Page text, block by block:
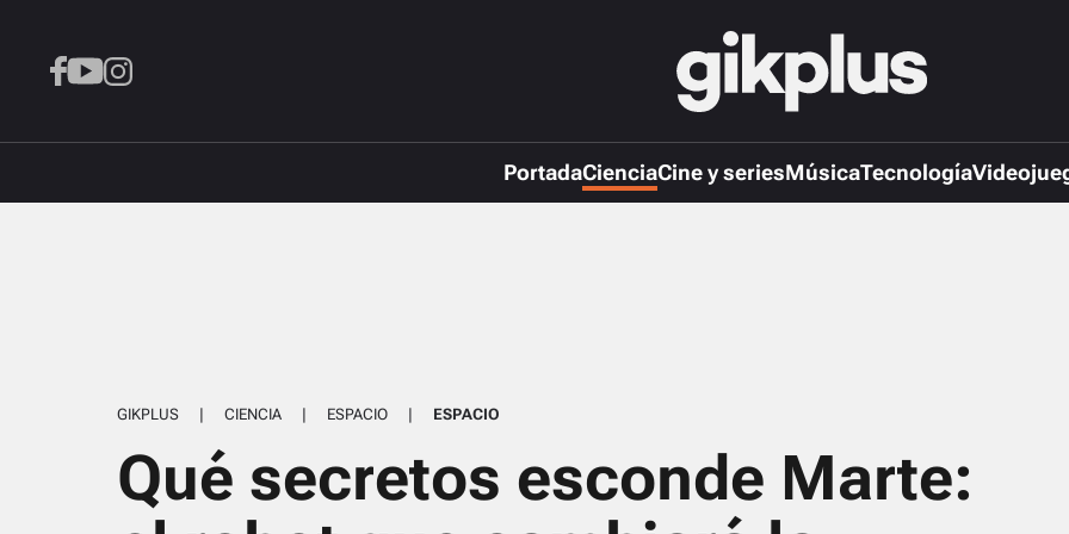
PortadaCienciaCine y seriesMúsicaTecnología
GIKPLUS | CIENCIA | ESPACIO | ESPACIO
Qué secretos esconde Marte: